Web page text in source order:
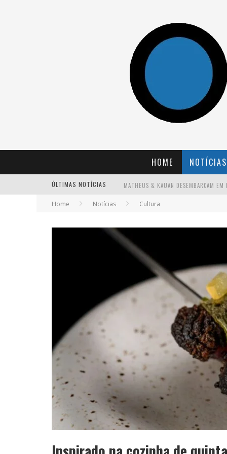
HOME NOTÍCIAS
ÚLTIMAS NOTÍCIAS
APÓS SAIR DA KONDZILLA, DJ DANNY
Home Notícias Cultura